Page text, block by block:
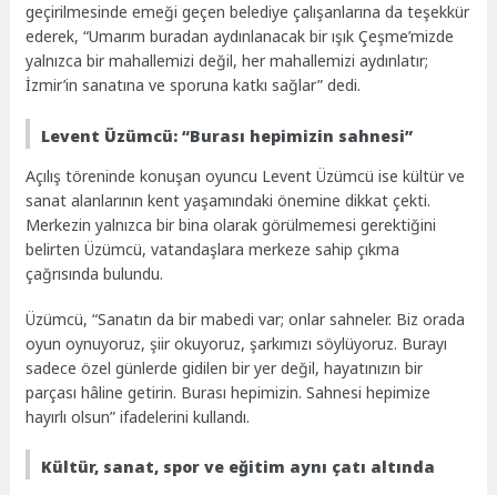
geçirilmesinde emeği geçen belediye çalışanlarına da teşekkür
ederek, “Umarım buradan aydınlanacak bir ışık Çeşme’mizde
yalnızca bir mahallemizi değil, her mahallemizi aydınlatır;
İzmir’in sanatına ve sporuna katkı sağlar” dedi.
Levent Üzümcü: “Burası hepimizin sahnesi”
Açılış töreninde konuşan oyuncu Levent Üzümcü ise kültür ve
sanat alanlarının kent yaşamındaki önemine dikkat çekti.
Merkezin yalnızca bir bina olarak görülmemesi gerektiğini
belirten Üzümcü, vatandaşlara merkeze sahip çıkma
çağrısında bulundu.
Üzümcü, “Sanatın da bir mabedi var; onlar sahneler. Biz orada
oyun oynuyoruz, şiir okuyoruz, şarkımızı söylüyoruz. Burayı
sadece özel günlerde gidilen bir yer değil, hayatınızın bir
parçası hâline getirin. Burası hepimizin. Sahnesi hepimize
hayırlı olsun” ifadelerini kullandı.
Kültür, sanat, spor ve eğitim aynı çatı altında